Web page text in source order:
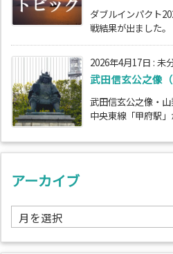
ダブルインパクト
戦結果が出ました。
2026年4月17日 : 未
武田信玄公之像
武田信玄公之像・
中央東線「甲府駅
アーカイブ
ア
ー
カ